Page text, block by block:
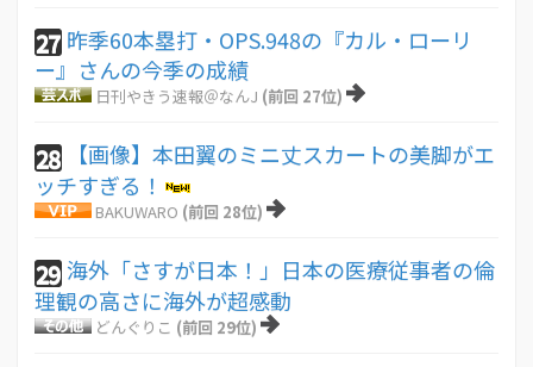
27 昨季60本塁打・OPS.948の『カル・ローリ
ー』さんの今季の成績
日刊やきう速報＠なんJ (前回 27位)
28
【画像】本田翼のミニ丈スカートの美脚がエ
ッチすぎる！
BAKUWARO (前回 28位)
29 海外「さすが日本！」日本の医療従事者の倫
理観の高さに海外が超感動
どんぐりこ (前回 29位)